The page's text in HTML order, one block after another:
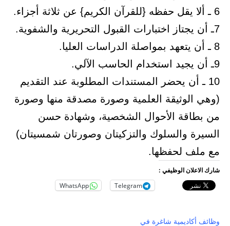
6 ـ ألا يقل حفظه {للقرآن الكريم} عن ثلاثة أجزاء.
7ـ أن يجتاز اختبارات القبول التحريرية والشفوية.
8 ـ أن يتعهد بمواصلة الدراسات العليا.
9ـ أن يجيد استخدام الحاسب الآلي.
10 ـ أن يحضر المستندات المطلوبة عند التقديم
(وهي الوثيقة العلمية وصورة مصدقة منها وصورة
من بطاقة الأحوال الشخصية، وشهادة حسن
السيرة والسلوك والتزكيتان وصورتان شمسيتان)
مع ملف لحفظها.
شارك الاعلان الوظيفي :
Telegram
WhatsApp
وظائف أكاديمية شاغرة في